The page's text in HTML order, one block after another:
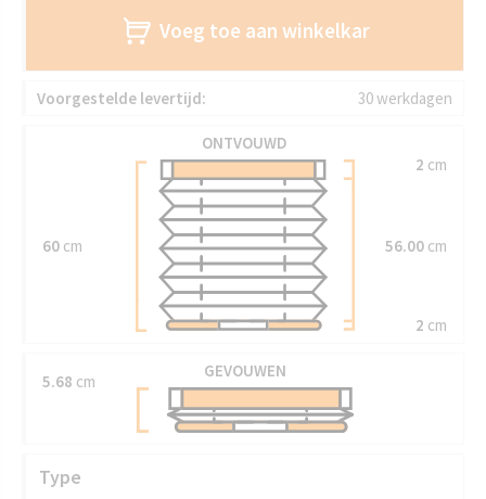
Voeg toe aan winkelkar
Voorgestelde levertijd: 30 werkdagen
ONTVOUWD
60 cm
2 cm
56.00cm
2 cm
GEVOUWEN
5.68 cm
Type